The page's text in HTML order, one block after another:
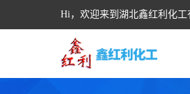
Hi，欢迎来到湖北鑫红利化工